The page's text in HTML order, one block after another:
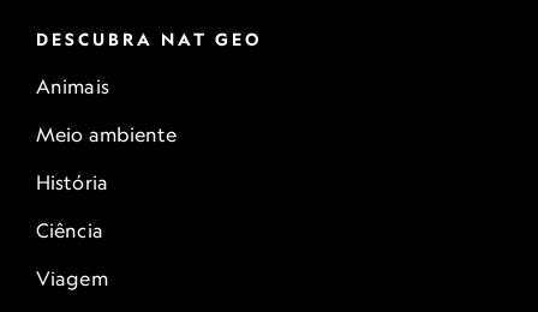
DESCUBRA NAT GEO
Animais
Meio ambiente
História
Ciência
Viagem